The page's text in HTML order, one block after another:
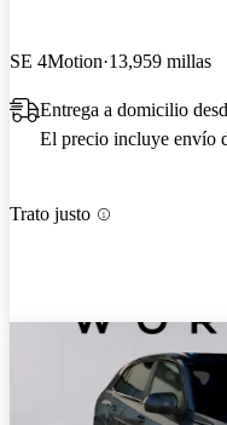
SE 4Motion 13,959 millas
Entrega a domicilio
El precio incluye envío
Trato justo